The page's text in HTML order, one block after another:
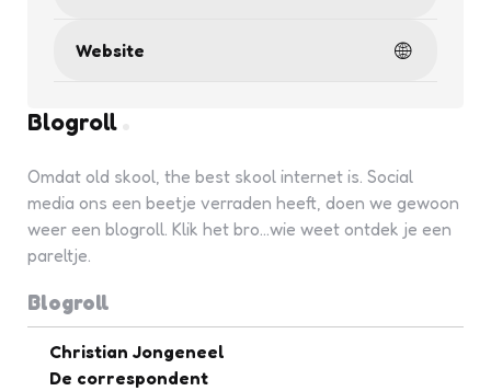
Website
Blogroll
Omdat old skool, the best skool internet is. Social
media ons een beetje verraden heeft, doen we gewoon
weer een blogroll. Klik het bro...wie weet ontdek je een
pareltje.
Blogroll
Christian Jongeneel
De correspondent